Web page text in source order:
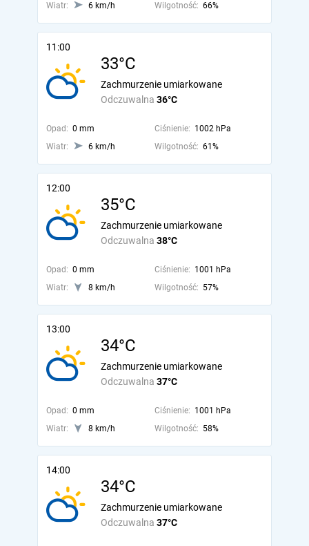
Wiatr:
6 km/h Wilgotność: 66%
11:00
33°C
Odczuwalna 36°C
Zachmurzenie umiarkowane
Opad: 0 mm Ciśnienie: 1002 hPa
Wiatr:
6 km/h Wilgotność: 61%
12:00
35°C
Odczuwalna 38°C
Zachmurzenie umiarkowane
Opad: 0 mm Ciśnienie: 1001 hPa
Wiatr:
8 km/h Wilgotność: 57%
13:00
34°C
Odczuwalna 37°C
Zachmurzenie umiarkowane
Opad: 0 mm Ciśnienie: 1001 hPa
Wiatr:
8 km/h Wilgotność: 58%
14:00
34°C
Odczuwalna 37°C
Zachmurzenie umiarkowane